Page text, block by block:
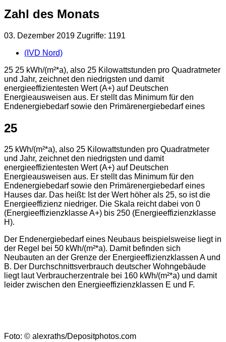
Zahl des Monats
03. Dezember 2019 Zugriffe: 1191
(IVD Nord)
25 25 kWh/(m²*a), also 25 Kilowattstunden pro Quadratmeter
und Jahr, zeichnet den niedrigsten und damit
energieeffizientesten Wert (A+) auf Deutschen
Energieausweisen aus. Er stellt das Minimum für den
Endenergiebedarf sowie den Primärenergiebedarf eines
25
25 kWh/(m²*a), also 25 Kilowattstunden pro Quadratmeter
und Jahr, zeichnet den niedrigsten und damit
energieeffizientesten Wert (A+) auf Deutschen
Energieausweisen aus. Er stellt das Minimum für den
Endenergiebedarf sowie den Primärenergiebedarf eines
Hauses dar. Das heißt: Ist der Wert höher als 25, so ist die
Energieeffizienz niedriger. Die Skala reicht dabei von 0
(Energieeffizienzklasse A+) bis 250 (Energieeffizienzklasse
H).
Der Endenergiebedarf eines Neubaus beispielsweise liegt in
der Regel bei 50 kWh/(m²*a). Damit befinden sich
Neubauten an der Grenze der Energieeffizienzklassen A und
B. Der Durchschnittsverbrauch deutscher Wohngebäude
liegt laut Verbraucherzentrale bei 160 kWh/(m²*a) und damit
leider zwischen den Energieeffizienzklassen E und F.
Foto: © alexraths/Depositphotos.com